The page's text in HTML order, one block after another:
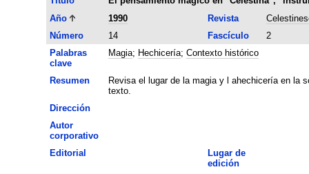
Año
1990 Revista
Número
14 Fascículo
2
Palabras
clave
Magia; Hechicería; Contexto histórico
Resumen
Revisa el lugar de la magia y l ahechicería en la
texto.
Dirección
Autor
corporativo
Editorial
Lugar de
edición